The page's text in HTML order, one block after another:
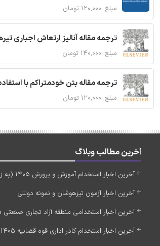
مبلغ: ۱۲۰,۰۰۰ تومان
ترجمه مقاله آنالیز ارتعاش اجباری
مبلغ: ۱۴۰,۰۰۰ تومان
ترجمه مقاله بتن خودمتراکم با
مبلغ: ۱۲۰,۰۰۰ تومان
آخرین مطالب وبلاگ
آخرین اخبار استخدام آموزش و پرورش 1405 (به زودی)
آخرین اخبار آزمون تیزهوشان و نمونه دولتی
آخرین اخبار استخدامی منطقه آزاد تجاری صنعتی 1405
آخرین اخبار استخدام کادر اداری قوه قضاییه 1405 (به زودی)